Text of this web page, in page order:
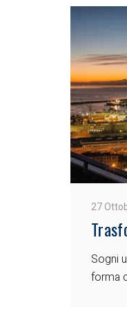
27
Sogni
forma